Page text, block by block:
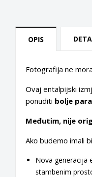
OPIS
Fotografija ne
Ovaj entalpijski
ponuditi bolje
Međutim, nije
Ako budemo imali
Nova generacija
stambenim